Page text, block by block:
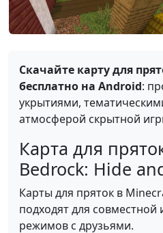
Скачайте карту для
бесплатно на Android:
укрытиями,
атмосферой скрытной
Карта для
Bedrock: Hide
Карты для пряток в
подходят для
режимов с друзьями.